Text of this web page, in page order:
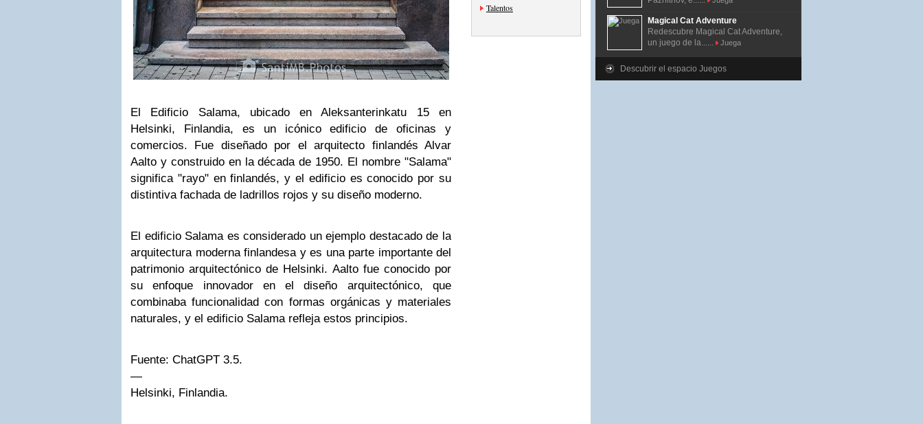
El Edificio Salama, ubicado en Aleksanterinkatu 15 en
Helsinki, Finlandia, es un icónico edificio de oficinas y
comercios. Fue diseñado por el arquitecto finlandés Alvar
Aalto y construido en la década de 1950. El nombre "Salama"
significa "rayo" en finlandés, y el edificio es conocido por su
distintiva fachada de ladrillos rojos y su diseño moderno.
El edificio Salama es considerado un ejemplo destacado de la
arquitectura moderna finlandesa y es una parte importante del
patrimonio arquitectónico de Helsinki. Aalto fue conocido por
su enfoque innovador en el diseño arquitectónico, que
combinaba funcionalidad con formas orgánicas y materiales
naturales, y el edificio Salama refleja estos principios.
Fuente: ChatGPT 3.5.
—
Helsinki, Finlandia.
Talentos
Magical Cat Adventure
Redescubre Magical Cat Adventure,
un juego de la......
Juega
Descubrir el espacio Juegos